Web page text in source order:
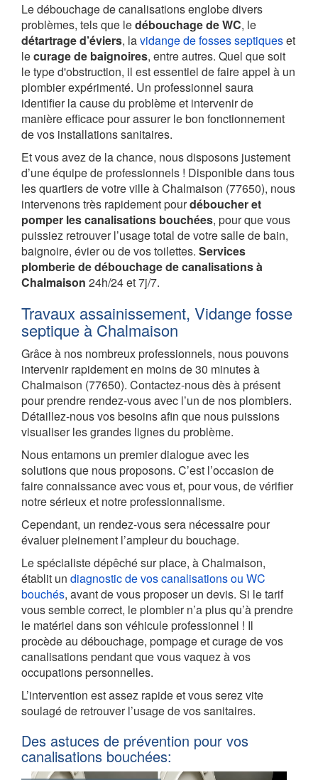
Le débouchage de canalisations englobe divers
problèmes, tels que ledébouchage de WC, le
détartrage d’éviers, lavidange de fosses septiqueset
lecurage de baignoires, entre autres. Quel que soit
le type d'obstruction, il est essentiel de faire appel à un
plombier expérimenté. Un professionnel saura
identifier la cause du problème et intervenir de
manière efficace pour assurer le bon fonctionnement
de vos installations sanitaires.
Et vous avez de la chance, nous disposons justement
d’une équipe de professionnels ! Disponible dans tous
les quartiers de votre ville à Chalmaison (77650), nous
intervenons très rapidement pourdéboucher et
pomper les canalisations bouchées, pour que vous
puissiez retrouver l’usage total de votre salle de bain,
baignoire, évier ou de vos toilettes. Services
plomberie de débouchage de canalisations à
Chalmaison 24h/24 et 7j/7.
Travaux assainissement, Vidange fosse
septique à Chalmaison
Grâce à nos nombreux professionnels, nous pouvons
intervenir rapidement en moins de 30 minutes à
Chalmaison (77650). Contactez-nous dès à présent
pour prendre rendez-vous avec l’un de nos plombiers.
Détaillez-nous vos besoins afin que nous puissions
visualiser les grandes lignes du problème.
Nous entamons un premier dialogue avec les
solutions que nous proposons. C’est l’occasion de
faire connaissance avec vous et, pour vous, de vérifier
notre sérieux et notre professionnalisme.
Cependant, un rendez-vous sera nécessaire pour
évaluer pleinement l’ampleur du bouchage.
Le spécialiste dépêché sur place, à Chalmaison,
établit un diagnostic de vos canalisations ou WC
bouchés, avant de vous proposer un devis. Si le tarif
vous semble correct, le plombier n’a plus qu’à prendre
le matériel dans son véhicule professionnel ! Il
procède au débouchage, pompage et curage de vos
canalisations pendant que vous vaquez à vos
occupations personnelles.
L’intervention est assez rapide et vous serez vite
soulagé de retrouver l’usage de vos sanitaires.
Des astuces de prévention pour vos
canalisations bouchées: